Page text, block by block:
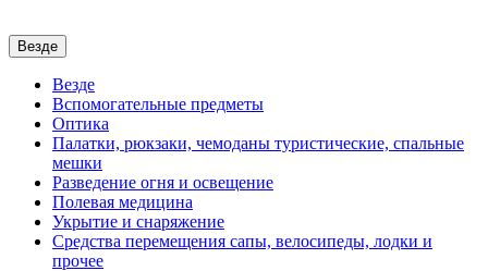
Везде
Везде
Вспомогательные предметы
Оптика
Палатки, рюкзаки, чемоданы туристические, спальные
мешки
Разведение огня и освещение
Полевая медицина
Укрытие и снаряжение
Средства перемещения сапы, велосипеды, лодки и
прочее